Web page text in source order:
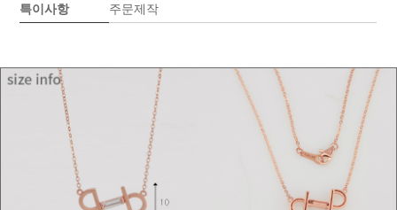
특이사항
주문제작